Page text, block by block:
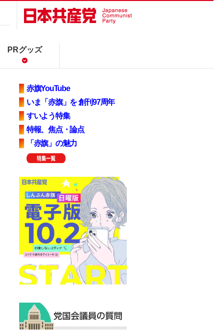
PRグッズ
赤旗YouTube
いま「赤旗」を 創刊97周年
すいよう特集
特報、焦点・論点
「赤旗」の魅力